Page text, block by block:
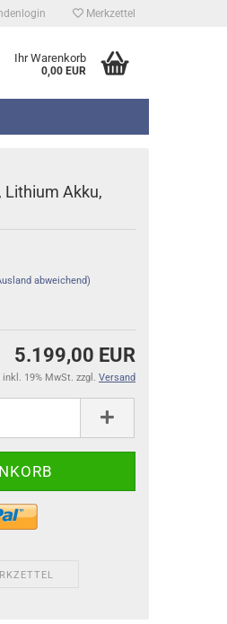
Merkzettel
Ihr Warenkorb
0,00 EUR
Lithium Akku,
abweichend)
5.199,00 EUR
inkl. 19% MwSt. zzgl. Versand